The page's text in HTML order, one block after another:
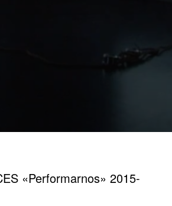
«Performarnos» 2015-